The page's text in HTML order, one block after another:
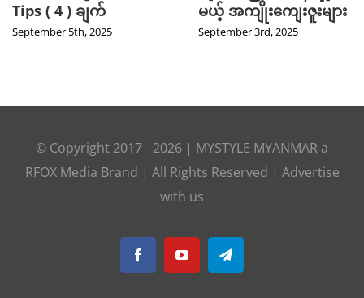
Tips ( 4 ) ချက်
September 5th, 2025
မယ့် အကျိုးကျေးဇူးများ
September 3rd, 2025
© Copyright 2017 - 2026 | MYSTYLE MYANMAR a
RFOX Media Brand | All Rights Reserved | Advertise
with us
FacebookYouTubeTelegram